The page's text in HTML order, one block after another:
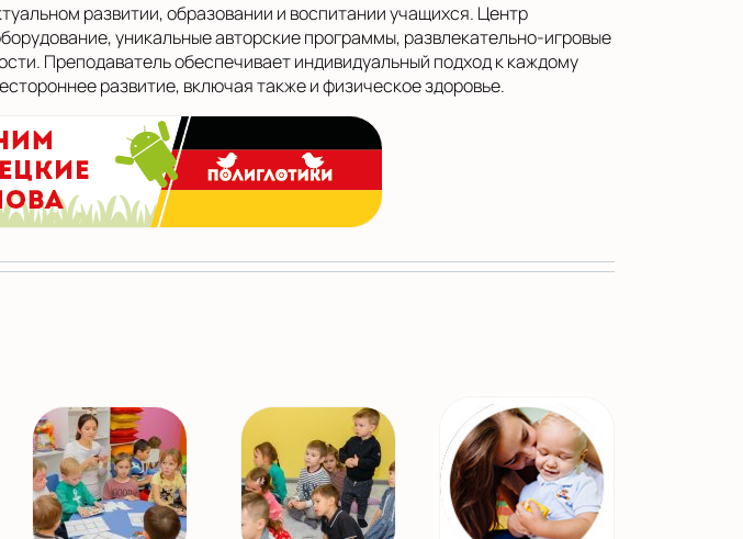
развитии, образовании и воспитании учащихся. Центр
уникальные авторские программы, развлекательно-игровые
Преподаватель обеспечивает индивидуальный подход к каждому
развитие, включая также и физическое здоровье.